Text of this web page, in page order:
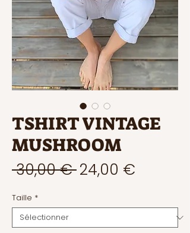
TSHIRT VINTAGE
MUSHROOM
30,00 € Prix
24,00 €
Taille *